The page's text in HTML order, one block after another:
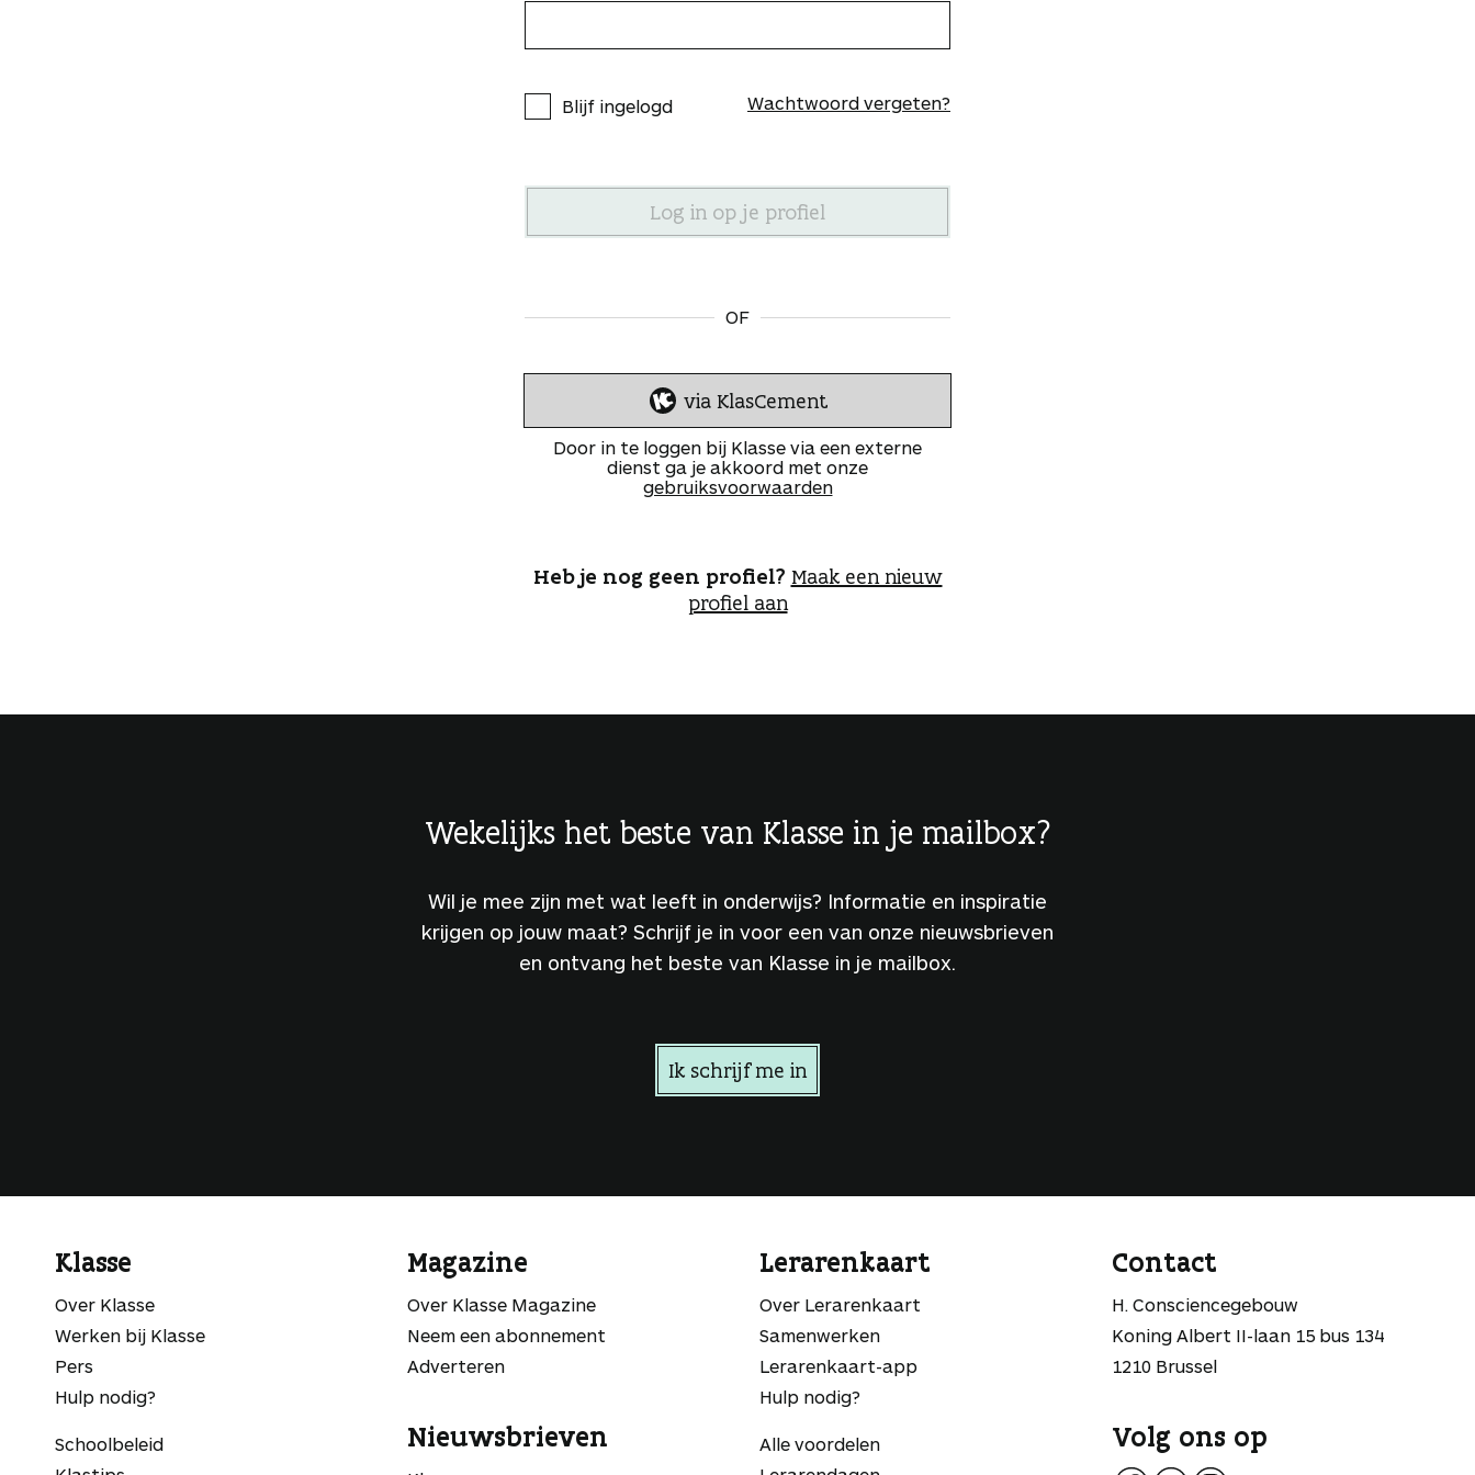
Blijf ingelogd Wachtwoord vergeten?
OF
I
n
l
o
e
n
via KlasCement
Door in te loggen bij Klasse via een externe
dienst ga je akkoord met onze
gebruiksvoorwaarden
Heb je nog geen profiel? Maak een nieuw
profiel aan
Wekelijks het beste van Klasse in je mailbox?
Wil je mee zijn met wat leeft in onderwijs? Informatie en inspiratie
krijgen op jouw maat? Schrijf je in voor een van onze nieuwsbrieven
en ontvang het beste van Klasse in je mailbox.
Ik schrijf me in
Klasse
Over Klasse
Werken bij Klasse
Pers
Hulp nodig?
Schoolbeleid
Magazine
Over Klasse Magazine
Neem een abonnement
Adverteren
Nieuwsbrieven
Lerarenkaart
Over Lerarenkaart
Samenwerken
Lerarenkaart-app
Hulp nodig?
Alle voordelen
Contact
H. Consciencegebouw
Koning Albert II-laan 15 bus 134
1210 Brussel
Volg ons op